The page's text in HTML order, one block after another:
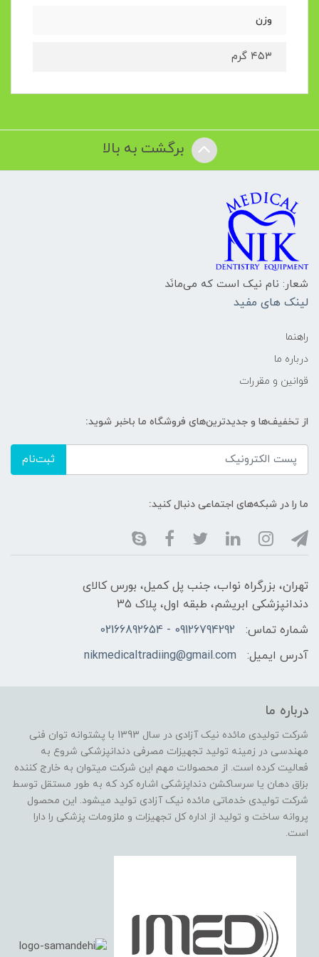
وزن
۴۵۳ گرم
برگشت به بالا
شعار: نام نیک است که می‌مانَد
لینک های مفید
راهنما
درباره ما
قوانین و مقررات
از تخفیف‌ها و جدیدترین‌های فروشگاه ما باخبر شوید:
ثبت‌نام
ما را در شبکه‌های اجتماعی دنبال کنید:
تهران، بزرگراه نواب، جنب پل کمیل، بورس کالای
دندانپزشکی ابریشم، طبقه اول، پلاک 35
شماره تماس:
09126794292 - 02166892654
آدرس ایمیل:
nikmedicaltradiing@gmail.com
درباره ما
شرکت تولیدی مائده نیک آزادی در سال 1393 با پشتوانه توان فنی
مهندسی در زمینه تولید تجهیزات مصرفی دندانپزشکی شروع به
فعالیت کرده است. از محصولات مهم این شرکت میتوان به خارج کننده
بزاق دهان یا سرساکشن دنداپزشکی اشاره کرد که به طور مستقل توسط
شرکت تولیدی خدماتی مائده نیک آزادی تولید میشود. این محصول
پروانه ساخت و تولید از اداره کل تجهیزات و ملزومات پزشکی را دارا
است.